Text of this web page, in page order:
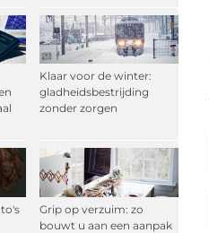
Klaar voor de winter:
gladheidsbestrijding
zonder zorgen
Grip op verzuim: zo
bouwt u aan een aanpak